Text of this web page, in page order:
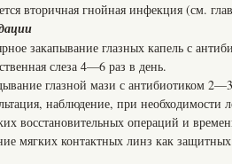
вторичная гнойная инфекция (см.
закапывание глазных капель с
слеза 4—6 раз в день.
глазной мази с антибиотиком
наблюдение, при
восстановительных операций и
мягких контактных линз как